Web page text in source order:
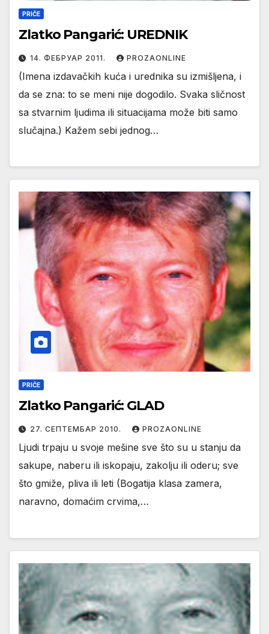
PRIČE
Zlatko Pangarić: UREDNIK
14. ФЕБРУАР 2011. PROZAONLINE
(Imena izdavačkih kuća i urednika su izmišljena, i
da se zna: to se meni nije dogodilo. Svaka sličnost
sa stvarnim ljudima ili situacijama može biti samo
slučajna.) Kažem sebi jednog…
PRIČE
Zlatko Pangarić: GLAD
27. СЕПТЕМБАР 2010. PROZAONLINE
Ljudi trpaju u svoje mešine sve što su u stanju da
sakupe, naberu ili iskopaju, zakolju ili oderu; sve
što gmiže, pliva ili leti (Bogatija klasa zamera,
naravno, domaćim crvima,…